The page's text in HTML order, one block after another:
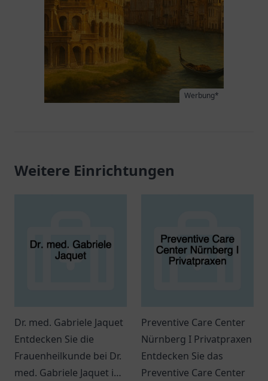
Werbung*
Weitere Einrichtungen
Dr. med. Gabriele Jaquet
Entdecken Sie die
Frauenheilkunde bei Dr.
med. Gabriele Jaquet in
Preventive Care Center
Nürnberg I Privatpraxen
Entdecken Sie das
Preventive Care Center